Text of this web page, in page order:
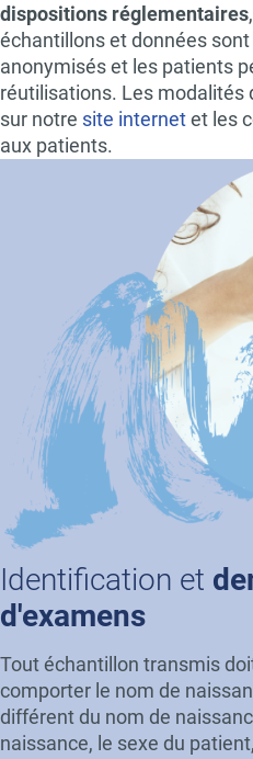
dispositions réglementaires
échantillons et données
anonymisés et les patients
réutilisations. Les modalités
sur notre site internetet les
aux patients.
Identification et
d'examens
Tout échantillon transmis
comporter le nom de
différent du nom de
naissance, le sexe du